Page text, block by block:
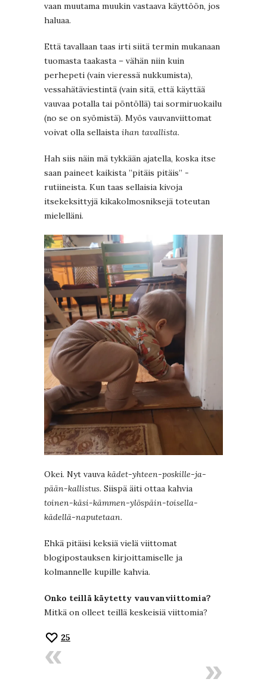
vaan muutama muukin vastaava käyttöön, jos
haluaa.
Että tavallaan taas irti siitä termin mukanaan
tuomasta taakasta – vähän niin kuin
perhepeti (vain vieressä nukkumista),
vessahätäviestintä (vain sitä, että käyttää
vauvaa potalla tai pöntöllä) tai sormiruokailu
(no se on syömistä). Myös vauvanviittomat
voivat olla sellaista ihan tavallista.
Hah siis näin mä tykkään ajatella, koska itse
saan paineet kaikista ”pitäis pitäis” -
rutiineista. Kun taas sellaisia kivoja
itsekeksittyjä kikakolmosniksejä toteutan
mielelläni.
Okei. Nyt vauva kädet-yhteen-poskille-ja-
pään-kallistus. Siispä äiti ottaa kahvia
toinen-käsi-kämmen-ylöspäin-toisella-
kädellä-naputetaan.
Ehkä pitäisi keksiä vielä viittomat
blogipostauksen kirjoittamiselle ja
kolmannelle kupille kahvia.
Onko teillä käytetty vauvanviittomia?
Mitkä on olleet teillä keskeisiä viittomia?
25